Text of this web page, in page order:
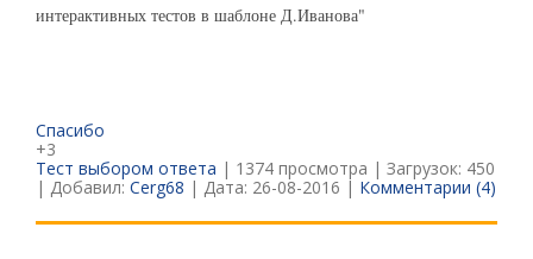
интерактивных тестов в шаблоне Д.Иванова"
Спасибо
+3
Тест выбором ответа | 1374 просмотра | Загрузок: 450
| Добавил: Cerg68 | Дата: 26-08-2016 | Комментарии (4)